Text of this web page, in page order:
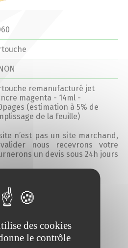
Produits
Catalogue
de vos besoins
et Astuces
remanufacturé jet
magenta - 14ml -
(estimation à 5% de
de la feuille)
n’est pas un site marchand,
nous recevrons votre
un devis sous 24h jours
au devis
des cookies
le contrôle